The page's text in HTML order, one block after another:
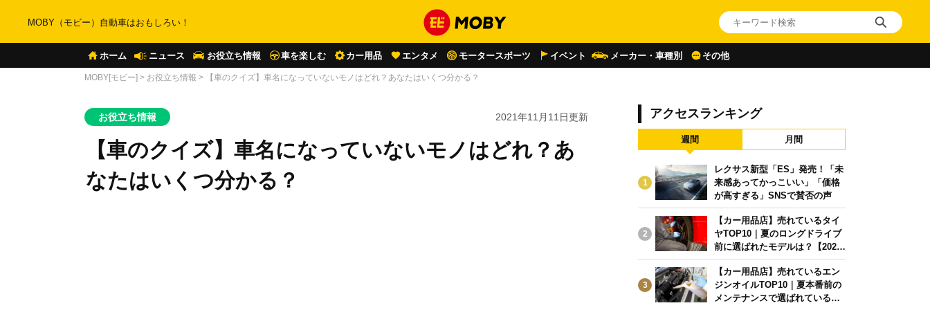
MOBY（モビー）自動車はおもしろい！
ホーム ニュース お役立ち情報 車を楽しむ カー用品 エンタメ モータースポーツ イベント メーカー・車種別 その他
MOBY[モビー] > お役立ち情報 > 【車のクイズ】車名になっていないモノはどれ？あなたはいくつ分かる？
お役立ち情報 2021年11月11日更新
【車のクイズ】車名になっていないモノはどれ？あ
なたはいくつ分かる？
アクセスランキング
週間 月間
1
レクサス新型「ES」発売！「未
来感あってかっこいい」「価格
が高すぎる」SNSで賛否の声
2
【カー用品店】売れているタイ
ヤTOP10｜夏のロングドライブ
前に選ばれたモデルは？【2026
年6月版】
3
【カー用品店】売れているエン
ジンオイルTOP10｜夏本番前の
メンテナンスで選ばれている人